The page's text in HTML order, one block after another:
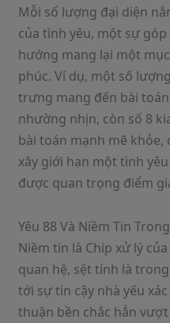
Mỗi số lượng đại diện
của tình yêu, một sự
hướng mang lại một
phúc. Ví dụ, một số
trưng mang đến bài
nhường nhịn, còn số 8
bài toán mạnh mẽ khỏe,
xây giới hạn một tình
được quan trọng điểm
Yêu 88 Và Niềm Tin
Niềm tin là Chip xử lý
quan hệ, sệt tính là trong
tới sự tin cậy nhà yếu
thuận bền chắc hẳn